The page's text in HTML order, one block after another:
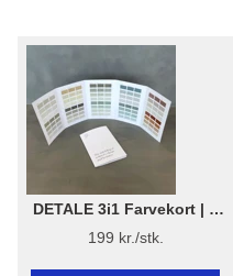
DETALE 3i1 Farvekort | 1
stk. - DETALE 3 i 1
Farvekort 2025 - KABRIC,
KC14, Matt Paint
199 kr./stk.